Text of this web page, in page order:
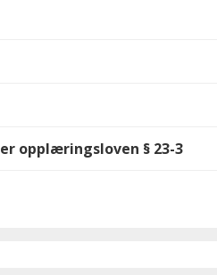
opplæringsloven § 23-3